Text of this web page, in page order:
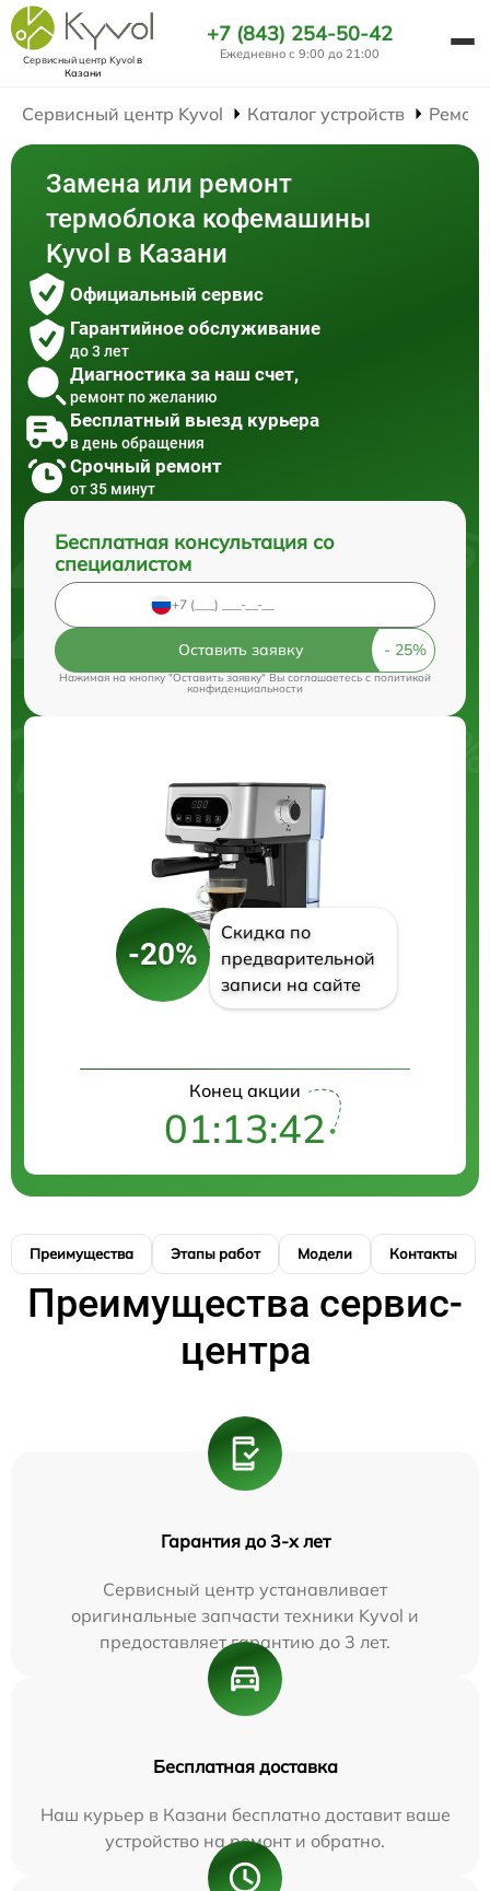
Сервисный центр Kyvolв
Казани
+7 (843) 254-50-42
Ежедневно с 9:00 до 21:00
Сервисный центр Kyvol Каталог устройств
Замена или ремонт
термоблока кофемашины
Kyvol в Казани
Официальный сервис
Гарантийное обслуживание
до 3 лет
Диагностика за наш счет,
ремонт по желанию
Бесплатный выезд курьера
в день обращения
Срочный ремонт
от 35 минут
Бесплатная консультация со
специалистом
Оставить заявку
Нажимая на кнопку "Оставить заявку" Вы соглашаетесь cполитикой
конфиденциальности
-20%
Скидка по
предварительной
записи на сайте
Конец акции
01:13:42
Преимущества Этапы работ Модели Контакты
Преимущества сервис-
центра
Гарантия до 3-х лет
Сервисный центр устанавливает
оригинальные запчасти техники Kyvol и
предоставляет гарантию до 3 лет.
Бесплатная доставка
Наш курьер в Казани бесплатно доставит ваше
устройство на ремонт и обратно.